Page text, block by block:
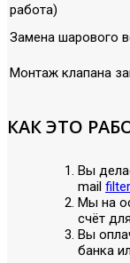
работа)
Замена шарового
Монтаж клапана
КАК ЭТО
Вы
mail
Мы на
счёт
Вы
банка